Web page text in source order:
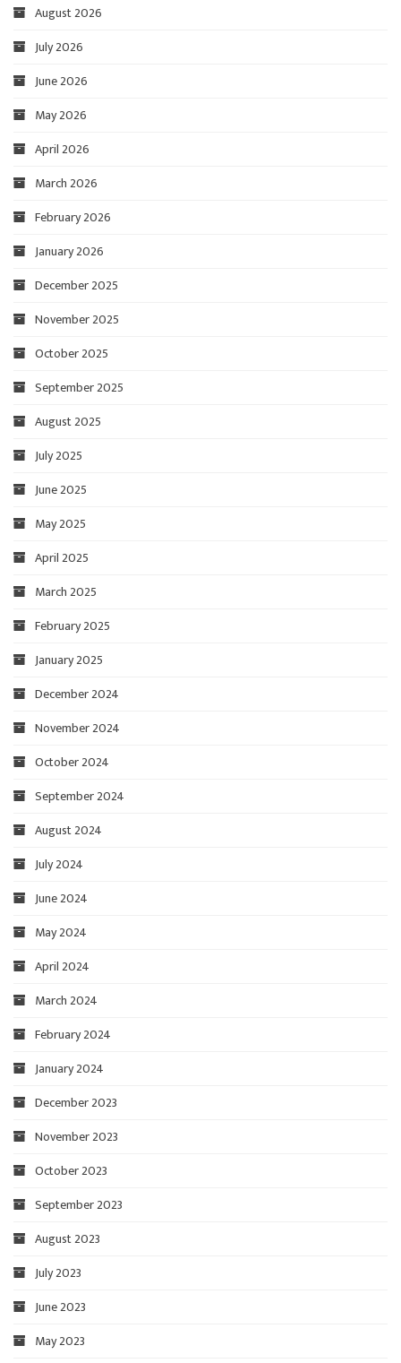
August 2026
July 2026
June 2026
May 2026
April 2026
March 2026
February 2026
January 2026
December 2025
November 2025
October 2025
September 2025
August 2025
July 2025
June 2025
May 2025
April 2025
March 2025
February 2025
January 2025
December 2024
November 2024
October 2024
September 2024
August 2024
July 2024
June 2024
May 2024
April 2024
March 2024
February 2024
January 2024
December 2023
November 2023
October 2023
September 2023
August 2023
July 2023
June 2023
May 2023